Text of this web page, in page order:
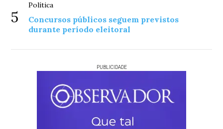
5
Política
Concursos públicos seguem previstos
durante período eleitoral
PUBLICIDADE